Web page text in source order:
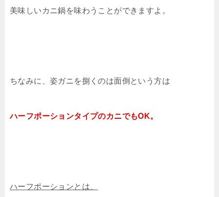
美味しいカニ鍋を味わうことができますよ。
ちなみに、姿ガニを捌くのは面倒という方は
ハーフポーションタイプのカニでもOK。
ハーフポーションとは、